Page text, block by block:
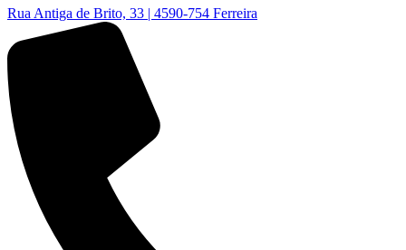
Rua Antiga de Brito, 33 | 4590-754 Ferreira